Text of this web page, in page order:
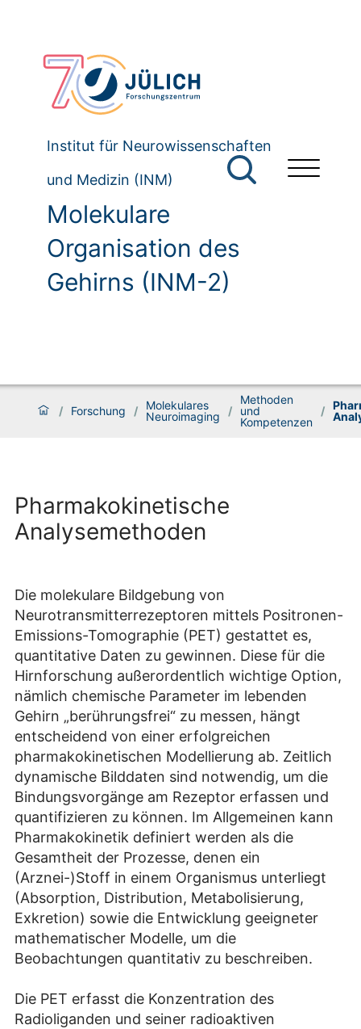
Institut für Neurowissenschaften
und Medizin (INM)
Molekulare
Organisation des
Gehirns (INM-2)
/ Forschung /
Molekulares
Neuroimaging
/
Methoden
und
Kompetenzen
/
Pharmakokinetische
Analysemethoden
Die molekulare Bildgebung von
Neurotransmitterrezeptoren mittels Positronen-
Emissions-Tomographie (PET) gestattet es,
quantitative Daten zu gewinnen. Diese für die
Hirnforschung außerordentlich wichtige Option,
nämlich chemische Parameter im lebenden
Gehirn „berührungsfrei“ zu messen, hängt
entscheidend von einer erfolgreichen
pharmakokinetischen Modellierung ab. Zeitlich
dynamische Bilddaten sind notwendig, um die
Bindungsvorgänge am Rezeptor erfassen und
quantifizieren zu können. Im Allgemeinen kann
Pharmakokinetik definiert werden als die
Gesamtheit der Prozesse, denen ein
(Arznei-)Stoff in einem Organismus unterliegt
(Absorption, Distribution, Metabolisierung,
Exkretion) sowie die Entwicklung geeigneter
mathematischer Modelle, um die
Beobachtungen quantitativ zu beschreiben.
Die PET erfasst die Konzentration des
Radioliganden und seiner radioaktiven